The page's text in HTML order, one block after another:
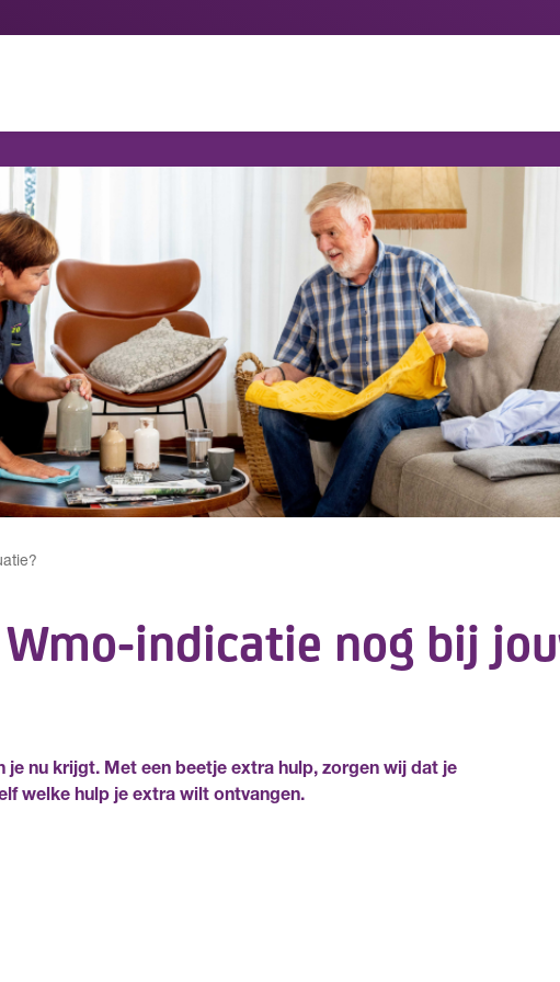
indicatie nog bij
nu krijgt. Met een beetje extra hulp, zorgen wij dat je
welke hulp je extra wilt ontvangen.